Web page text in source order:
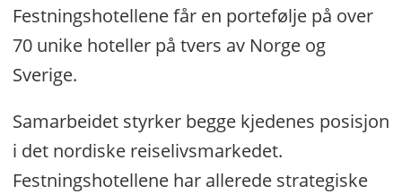
Festningshotellene får en portefølje på over
70 unike hoteller på tvers av Norge og
Sverige.
Samarbeidet styrker begge kjedenes posisjon
i det nordiske reiselivsmarkedet.
Festningshotellene har allerede strategiske